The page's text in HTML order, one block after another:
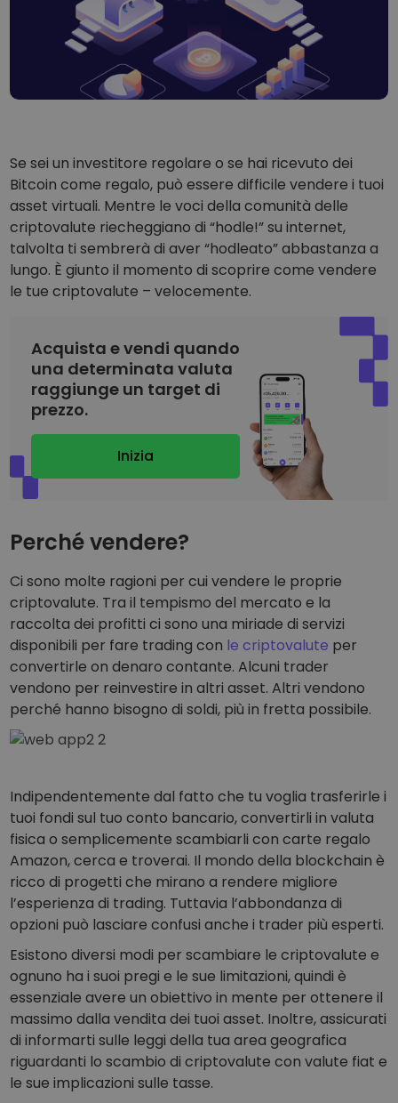
...oggi il valore sarebbe
Portafogli intelligenti
L’investimento intelligente in criptovalute
Wallet Kriptomat
Un wallet di criptovalute semplice e sicuro
KriptoEarn
Guadagna premi sulle tue criptovalute
Salvadanaio
Risparmia criptovalute per il tuo futuro
Acquisto ricorrente
Investimenti pianificati su base regolare (DCA)
Aggiornamenti dei prezzi in tempo reale dei tuoi token preferiti
Scopri asset
Scopri opportunità di investimento
Informazioni utili per performance ottimali
Se sei un investitore regolare o se hai ricevuto dei
Bitcoin come regalo, può essere difficile vendere i tuoi
asset virtuali. Mentre le voci della comunità delle
criptovalute riecheggiano di “hodle!” su internet,
talvolta ti sembrerà di aver “hodleato” abbastanza a
lungo. È giunto il momento di scoprire come vendere
le tue criptovalute – velocemente.
Acquista e vendi quando
una determinata valuta
raggiunge un target di
prezzo.
Inizia
Perché vendere?
Ci sono molte ragioni per cui vendere le proprie
criptovalute. Tra il tempismo del mercato e la
raccolta dei profitti ci sono una miriade di servizi
disponibili per fare trading con le criptovalute per
convertirle on denaro contante. Alcuni trader
vendono per reinvestire in altri asset. Altri vendono
perché hanno bisogno di soldi, più in fretta possibile.
Indipendentemente dal fatto che tu voglia trasferirle i
tuoi fondi sul tuo conto bancario, convertirli in valuta
fisica o semplicemente scambiarli con carte regalo
Amazon, cerca e troverai. Il mondo della blockchain è
ricco di progetti che mirano a rendere migliore
l’esperienza di trading. Tuttavia l’abbondanza di
opzioni può lasciare confusi anche i trader più esperti.
Esistono diversi modi per scambiare le criptovalute e
ognuno ha i suoi pregi e le sue limitazioni, quindi è
essenziale avere un obiettivo in mente per ottenere il
massimo dalla vendita dei tuoi asset. Inoltre, assicurati
di informarti sulle leggi della tua area geografica
riguardanti lo scambio di criptovalute con valute fiat e
le sue implicazioni sulle tasse.